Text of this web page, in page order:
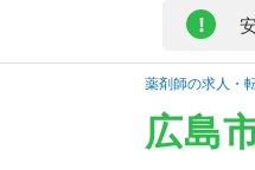
!
薬剤師の求人・
広島